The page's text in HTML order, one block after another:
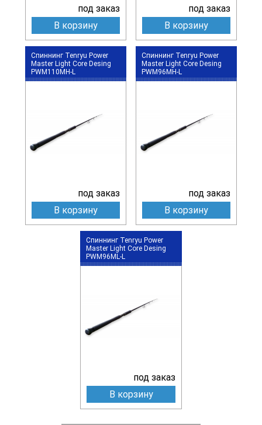
под заказ
В корзину
под заказ
В корзину
Спиннинг Tenryu Power
Master Light Core Desing
PWM110MH-L
под заказ
В корзину
Спиннинг Tenryu Power
Master Light Core Desing
PWM96MH-L
под заказ
В корзину
Спиннинг Tenryu Power
Master Light Core Desing
PWM96ML-L
под заказ
В корзину